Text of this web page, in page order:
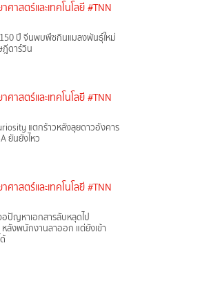
ศาสตร์และเทคโนโลยี #TNN
ปี จีนพบพืชกินแมลงพันธุ์ใหม่
ดาร์วิน
ศาสตร์และเทคโนโลยี #TNN
แตกร้าวหลังลุยดาวอังคาร
ยันยังไหว
ศาสตร์และเทคโนโลยี #TNN
จอปัญหาเอกสารลับหลุดไป
หลังพนักงานลาออก แต่ยังเข้า